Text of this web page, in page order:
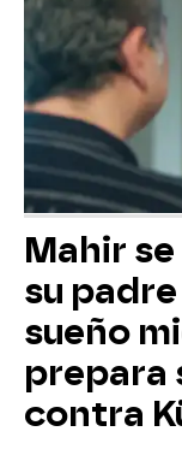
Mahir
su
sueño
prepara
contra